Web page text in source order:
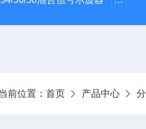
前位置： 首页 产品中心